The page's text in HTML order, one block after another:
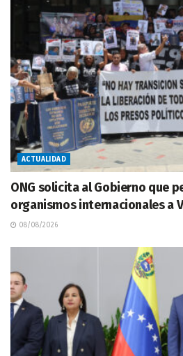
ACTUALIDAD
ONG solicita al Gobierno que
organismos internacionales a
08/08/2026